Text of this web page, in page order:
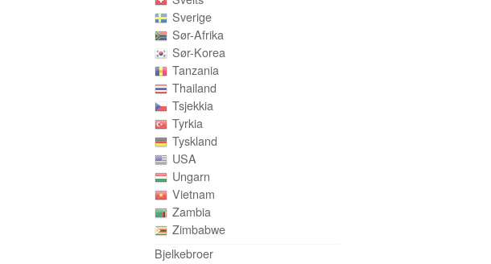
Sverige
Sør-Afrika
Sør-Korea
Tanzania
Thailand
Tsjekkia
Tyrkia
Tyskland
USA
Ungarn
Vietnam
Zambia
Zimbabwe
Bjelkebroer